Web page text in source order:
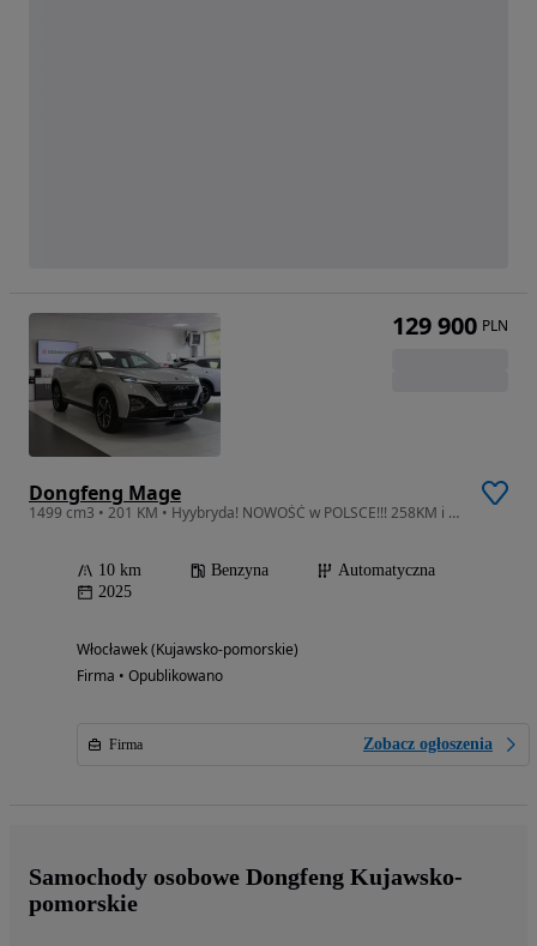
Dongfeng Mage
1499 cm3 • 201 KM • Hyybryda! NOWOŚĆ w POLSCE!!! 258KM i 351NM!
10 km Benzyna
Automatyczna
2025
Włocławek (Kujawsko-pomorskie)
Firma • Opublikowano
Firma Zobacz ogłoszenia
129 900 PLN
Samochody osobowe Dongfeng Kujawsko-
pomorskie